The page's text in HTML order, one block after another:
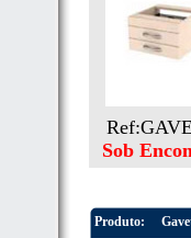
Sob
Produto: